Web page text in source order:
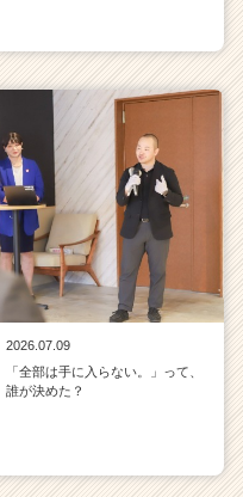
2026.07.09
「全部は手に入らない。」って、
誰が決めた？